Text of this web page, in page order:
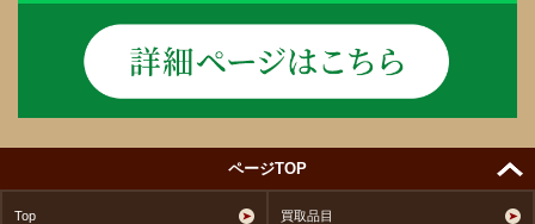
ページTOP
Top 買取品目